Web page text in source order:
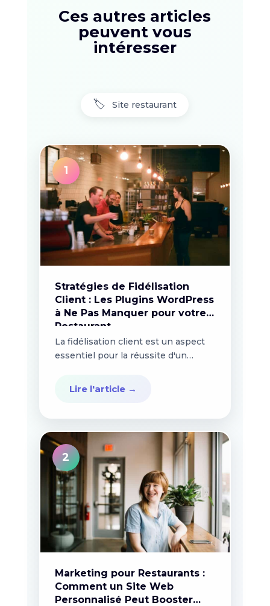
Ces autres articles
peuvent vous
intéresser
🏷️ Site restaurant
1
Stratégies de Fidélisation
Client : Les Plugins WordPress
à Ne Pas Manquer pour votre
Restaurant
La fidélisation client est un aspect
essentiel pour la réussite d'un
Lire l'article →
2
Marketing pour Restaurants :
Comment un Site Web
Personnalisé Peut Booster